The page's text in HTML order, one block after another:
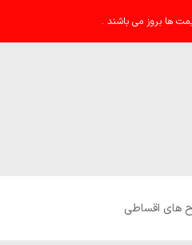
ها بروز می باشند .
های اقساطی